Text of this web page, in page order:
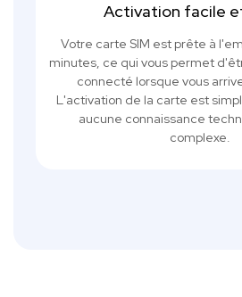
Activation facile
Votre carte SIM est prête à
minutes, ce qui vous permet
connecté lorsque vous
L'activation de la carte est
aucune connaissance
complexe.